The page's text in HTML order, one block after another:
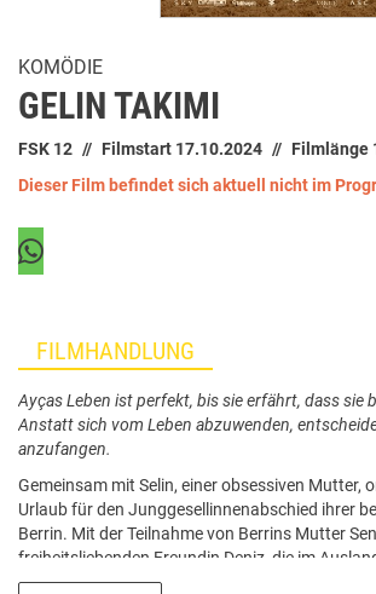
KOMÖDIE
GELIN TAKIMI
FSK 12 Filmstart 17.10.2024
Filmlänge
Dieser Film befindet sich aktuell nicht im
FILMHANDLUNG
Ayças Leben ist perfekt, bis sie erfährt, dass sie
Anstatt sich vom Leben abzuwenden,
anzufangen.
Gemeinsam mit Selin, einer obsessiven Mutter,
Urlaub für den Junggesellinnenabschied ihrer
Berrin. Mit der Teilnahme von Berrins Mutter
freiheitsliebenden Freundin Deniz, die im
Brautteam komplett. Eine verrückte Reise